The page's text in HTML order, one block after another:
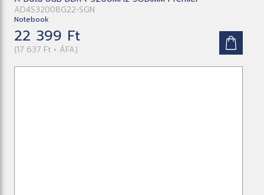
AD4S32008G22-SGN
Notebook
22 399 Ft
(17 637 Ft + ÁFA)